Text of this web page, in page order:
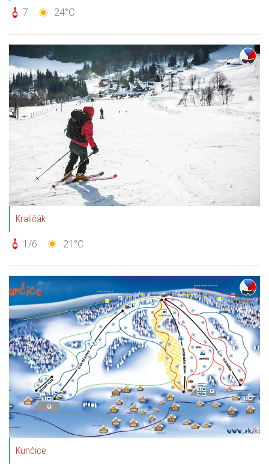
7 24°C
Kraličák
1/6 21°C
Kunčice